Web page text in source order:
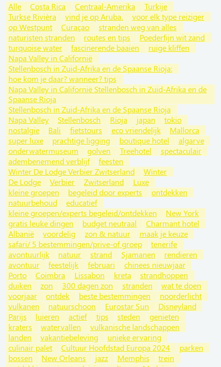
Alle Costa Rica Centraal-Amerika
Turkije
Turkse Rivièra
vind je op Aruba.
voor elk type reiziger
op Westpunt
Curaçao
stranden weg van alles
naturisten stranden
routes en tips
Poederfijn wit zand
turquoise water
fascinerende baaien
ruige kliffen
Napa Valley in Californië
Stellenbosch in Zuid-Afrika en de Spaanse Rioja:
hoe kom je daar? wanneer? tips
Napa Valley in Californië Stellenbosch in Zuid-Afrika en de
Spaanse Rioja
Stellenbosch in Zuid-Afrika en de Spaanse Rioja
Napa Valley
Stellenbosch Rioja japan
tokio
nostalgie
Bali fietstours eco vriendelijk
Mallorca
super luxe
prachtige ligging boutique hotel
algarve
onderwatermuseum
golven Treehotel
spectaculair
adembenemend verblijf
feesten
Winter De Lodge Verbier Zwitserland
Winter
De Lodge
Verbier Zwitserland
Luxe
kleine groepen
begeleid door experts
ontdekken
natuurbehoud
educatief
kleine groepen/experts begeleid/ontdekken
New York
gratis leuke dingen
budget neutraal
Charmant hotel
Albanië
voordelig zon & natuur
maak je keuze
safari/ 5 bestemmingen/prive-of groep
tenerife
avontuurlijk
natuur strand Sjamanen
rendieren
avontuur
feestelijk februari
chinees nieuwjaar
Porto
Coimbra Lissabon kreta
strandhoppen
duiken
zon 300 dagen zon stranden
wat te doen
voorjaar
ontdek beste bestemmingen
noorderlicht
vulkanen
natuurschoon Eurostar Sun
Disneyland
Parijs
luieren actief tips steden
genieten
kraters
watervallen
vulkanische landschappen
landen
vakantiebeleving
unieke ervaring
culinair palet
Cultuur Hoofdstad Europa 2024
parken
bossen
New Orleans jazz Memphis
trein